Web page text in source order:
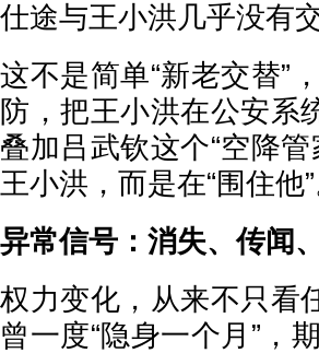
仕途与王小洪几乎没有交
这不是简单“新老交替”
防，把王小洪在公安系
叠加吕武钦这个“空降
王小洪，而是在“围住他”
异常信号：消失、传闻
权力变化，从来不只看
曾一度“隐身一个月”，